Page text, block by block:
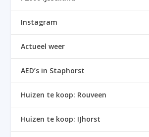
Instagram
Actueel weer
AED’s in Staphorst
Huizen te koop: Rouveen
Huizen te koop: IJhorst